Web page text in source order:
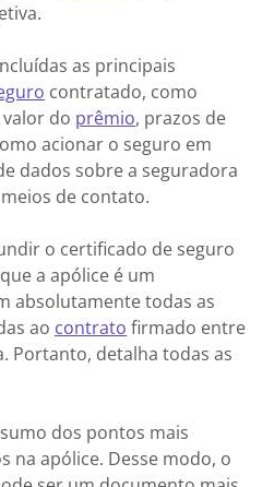
as principais
contratado, como
do prêmio, prazos de
acionar o seguro em
dados sobre a seguradora
de contato.
o certificado de seguro
a apólice é um
absolutamente todas as
ao contrato firmado entre
Portanto, detalha todas as
dos pontos mais
na apólice. Desse modo, o